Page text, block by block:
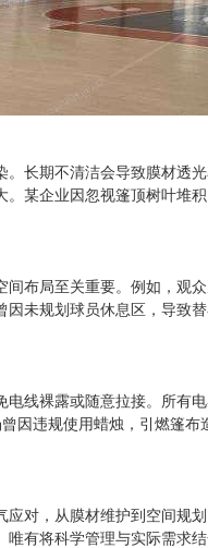
长期不清洁会导致膜材
某企业因忽视篷顶树叶堆
布局至关重要。例如，观
未规划球员休息区，导致替
线裸露或随意拉接。所
因违规使用蜡烛，引燃篷布
对，从膜材维护到空间
有将科学管理与实际需求